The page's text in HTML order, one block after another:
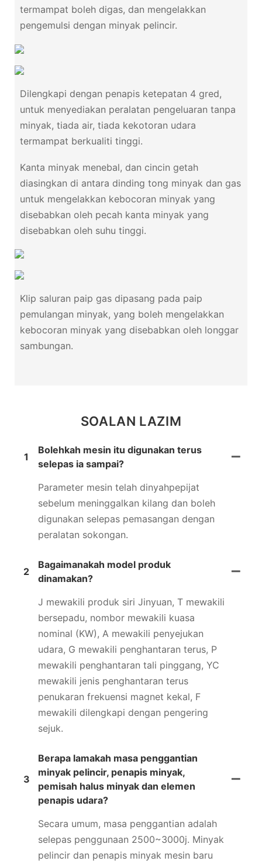
termampat boleh digas, dan mengelakkan
pengemulsi dengan minyak pelincir.
Dilengkapi dengan penapis ketepatan 4 gred,
untuk menyediakan peralatan pengeluaran tanpa
minyak, tiada air, tiada kekotoran udara
termampat berkualiti tinggi.
Kanta minyak menebal, dan cincin getah
diasingkan di antara dinding tong minyak dan gas
untuk mengelakkan kebocoran minyak yang
disebabkan oleh pecah kanta minyak yang
disebabkan oleh suhu tinggi.
Klip saluran paip gas dipasang pada paip
pemulangan minyak, yang boleh mengelakkan
kebocoran minyak yang disebabkan oleh longgar
sambungan.
SOALAN LAZIM
1
Bolehkah mesin itu digunakan terus
selepas ia sampai?
Parameter mesin telah dinyahpepijat
sebelum meninggalkan kilang dan boleh
digunakan selepas pemasangan dengan
peralatan sokongan.
2
Bagaimanakah model produk
dinamakan?
J mewakili produk siri Jinyuan, T mewakili
bersepadu, nombor mewakili kuasa
nominal (KW), A mewakili penyejukan
udara, G mewakili penghantaran terus, P
mewakili penghantaran tali pinggang, YC
mewakili jenis penghantaran terus
penukaran frekuensi magnet kekal, F
mewakili dilengkapi dengan pengering
sejuk.
3
Berapa lamakah masa penggantian
minyak pelincir, penapis minyak,
pemisah halus minyak dan elemen
penapis udara?
Secara umum, masa penggantian adalah
selepas penggunaan 2500~3000j. Minyak
pelincir dan penapis minyak mesin baru